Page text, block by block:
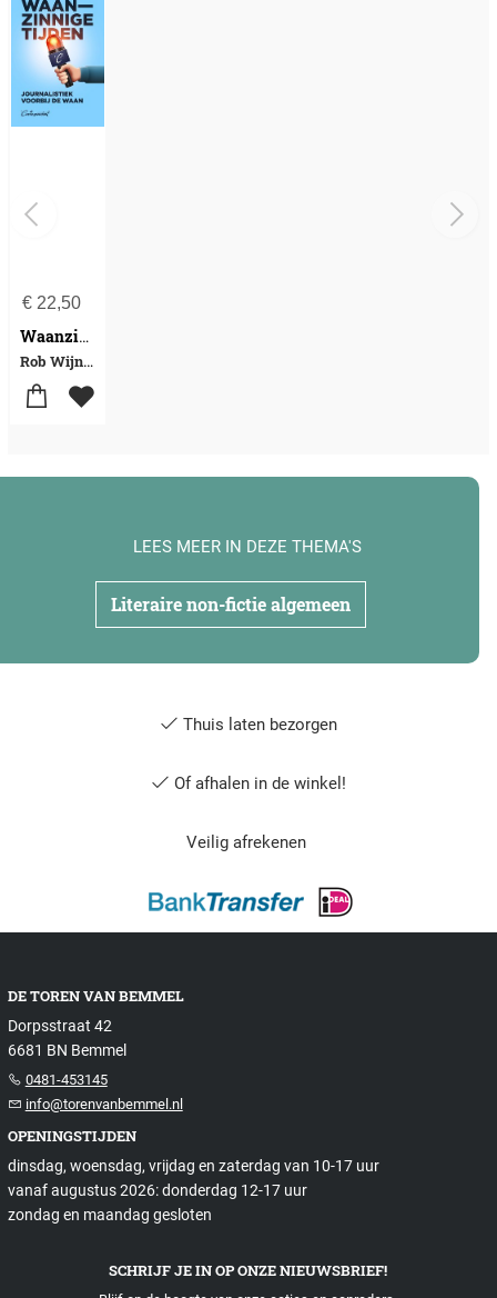
€22,50
Waanzinnige tijden
Rob Wijnberg-Rosan Smits-Maaike Goslinga
Literaire non-fictie algemeen
LEES MEER IN DEZE THEMA'S
Thuis laten bezorgen
Of afhalen in de winkel!
Veilig afrekenen
DE TOREN VAN BEMMEL
Dorpsstraat 42
6681 BN Bemmel
0481-453145
info@torenvanbemmel.nl
OPENINGSTIJDEN
dinsdag, woensdag, vrijdag en zaterdag van 10-17 uur
vanaf augustus 2026: donderdag 12-17 uur
zondag en maandag gesloten
SCHRIJF JE IN OP ONZE NIEUWSBRIEF!